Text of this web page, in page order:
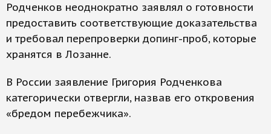
Родченков неоднократно заявлял о готовности
предоставить соответствующие доказательства
и требовал перепроверки допинг-проб, которые
хранятся в Лозанне.
В России заявление Григория Родченкова
категорически отвергли, назвав его откровения
«бредом перебежчика».